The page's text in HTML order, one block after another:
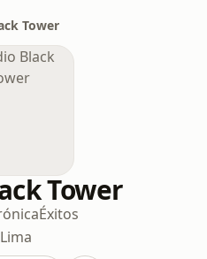
Tower
Tower
Éxitos
Lima